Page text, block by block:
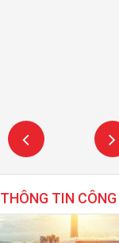
THÔNG TIN